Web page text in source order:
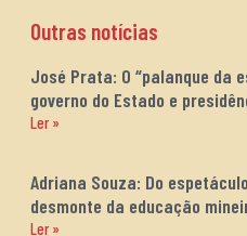
Outras notícias
José Prata: O “palanque da
governo do Estado e
Ler »
Adriana Souza: Do
desmonte da educação
Ler »